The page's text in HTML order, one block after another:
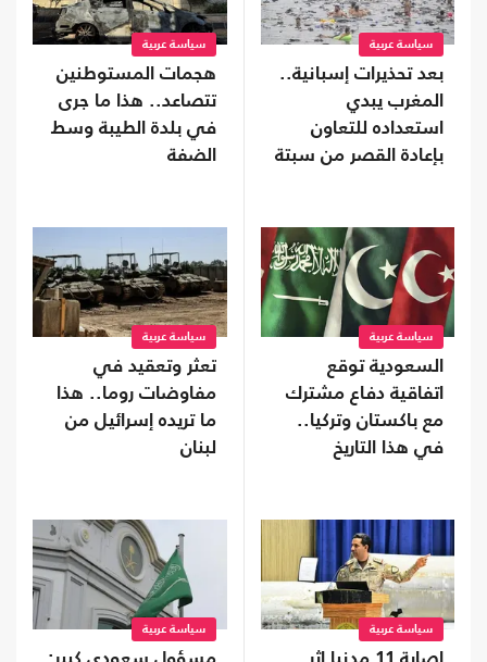
سياسة عربية
بعد تحذيرات إسبانية..
المغرب يبدي
استعداده للتعاون
بإعادة القصر من سبتة
سياسة عربية
هجمات المستوطنين
تتصاعد.. هذا ما جرى
في بلدة الطيبة وسط
الضفة
سياسة عربية
السعودية توقع
اتفاقية دفاع مشترك
مع باكستان وتركيا..
في هذا التاريخ
سياسة عربية
تعثر وتعقيد في
مفاوضات روما.. هذا
ما تريده إسرائيل من
لبنان
سياسة عربية سياسة عربية